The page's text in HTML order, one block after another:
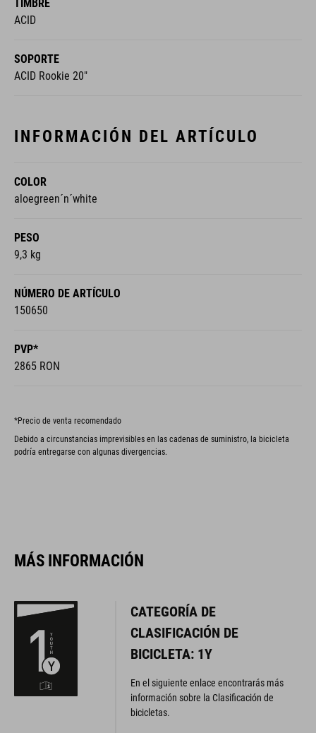
TIMBRE
ACID
SOPORTE
ACID Rookie 20"
INFORMACIÓN DEL ARTÍCULO
COLOR
aloegreen´n´white
PESO
9,3 kg
NÚMERO DE ARTÍCULO
150650
PVP*
2865 RON
*Precio de venta recomendado
Debido a circunstancias imprevisibles en las cadenas de suministro, la bicicleta
podría entregarse con algunas divergencias.
MÁS INFORMACIÓN
CATEGORÍA DE
CLASIFICACIÓN DE
BICICLETA: 1Y
En el siguiente enlace encontrarás más
información sobre la Clasificación de
bicicletas.